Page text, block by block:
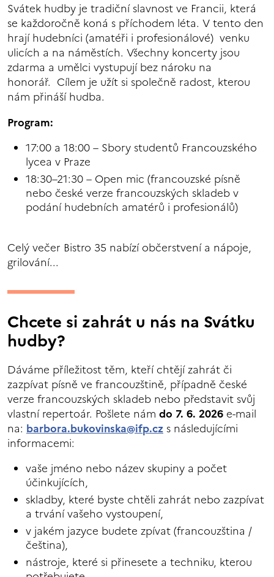
Svátek hudby je tradiční slavnost ve Francii, která
se každoročně koná s příchodem léta. V tento den
hrají hudebníci (amatéři i profesionálové) venku
ulicích a na náměstích. Všechny koncerty jsou
zdarma a umělci vystupují bez nároku na
honorář. Cílem je užít si společně radost, kterou
nám přináší hudba.
Program:
17:00 a 18:00 – Sbory studentů Francouzského
lycea v Praze
18:30–21:30 – Open mic (francouzské písně
nebo české verze francouzských skladeb v
podání hudebních amatérů i profesionálů)
Celý večer Bistro 35 nabízí občerstvení a nápoje,
grilování...
Chcete si zahrát u nás na Svátku
hudby?
Dáváme příležitost těm, kteří chtějí zahrát či
zazpívat písně ve francouzštině, případně české
verze francouzských skladeb nebo představit svůj
vlastní repertoár. Pošlete nám do 7. 6. 2026 e-mail
na: barbora.bukovinska@ifp.czs následujícími
informacemi:
vaše jméno nebo název skupiny a počet
účinkujících,
skladby, které byste chtěli zahrát nebo zazpívat
a trvání vašeho vystoupení,
v jakém jazyce budete zpívat (francouzština /
čeština),
nástroje, které si přinesete a techniku, kterou